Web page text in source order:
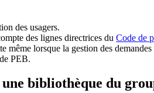
des usagers.
des lignes directrices du Code de
même lorsque la gestion des
PEB.
bibliothèque du